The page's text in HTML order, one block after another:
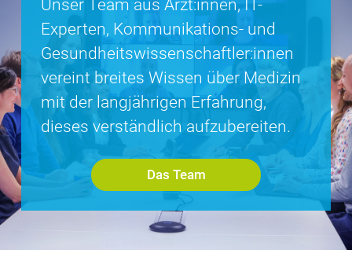
Unser Team aus Ärzt:innen, IT-
Experten, Kommunikations- und
Gesundheits­wissenschaftler:innen
vereint breites Wissen über Medizin
mit der langjährigen Erfahrung,
dieses verständlich aufzubereiten.
Das Team